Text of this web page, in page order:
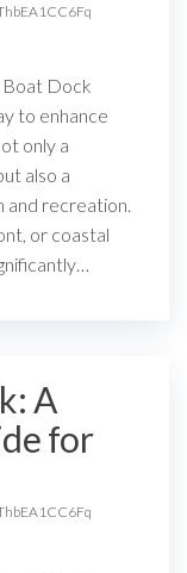
Boat Dock
to enhance
only a
also a
and recreation.
or coastal
A
for